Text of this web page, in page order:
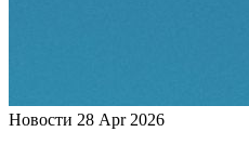
Новости 28 Apr 2026